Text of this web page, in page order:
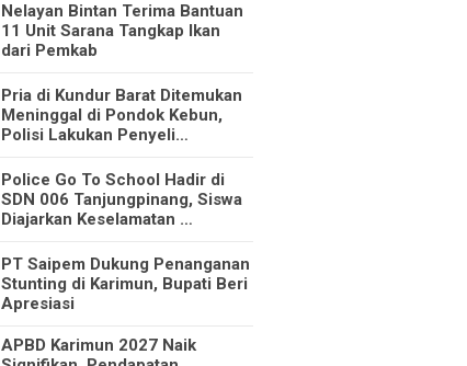
Nelayan Bintan Terima Bantuan
11 Unit Sarana Tangkap Ikan
dari Pemkab
Pria di Kundur Barat Ditemukan
Meninggal di Pondok Kebun,
Polisi Lakukan Penyeli…
Police Go To School Hadir di
SDN 006 Tanjungpinang, Siswa
Diajarkan Keselamatan …
PT Saipem Dukung Penanganan
Stunting di Karimun, Bupati Beri
Apresiasi
APBD Karimun 2027 Naik